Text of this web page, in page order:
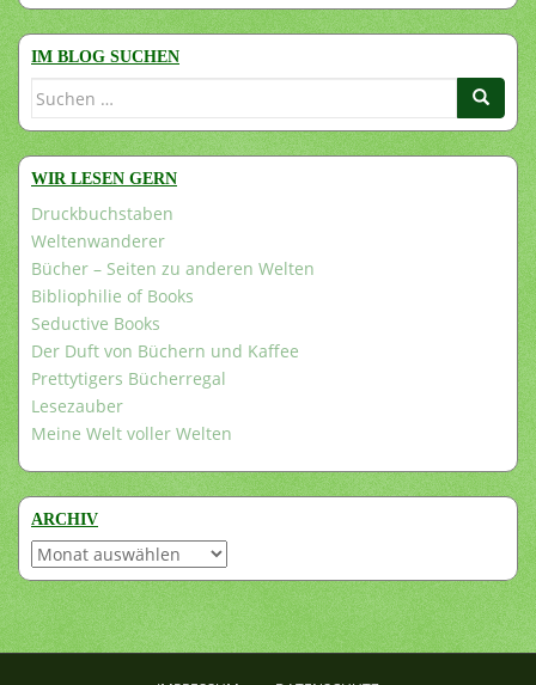
IM BLOG SUCHEN
Suchen
WIR LESEN GERN
Druckbuchstaben
Weltenwanderer
Bücher – Seiten zu anderen Welten
Bibliophilie of Books
Seductive Books
Der Duft von Büchern und Kaffee
Prettytigers Bücherregal
Lesezauber
Meine Welt voller Welten
ARCHIV
Archiv